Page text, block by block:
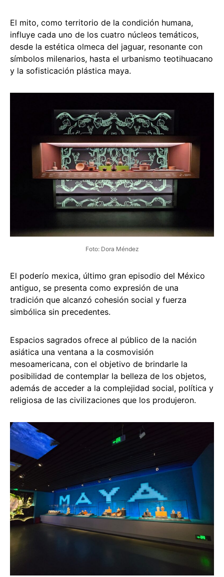
El mito, como territorio de la condición humana,
influye cada uno de los cuatro núcleos temáticos,
desde la estética olmeca del jaguar, resonante con
símbolos milenarios, hasta el urbanismo teotihuacano
y la sofisticación plástica maya.
Foto: Dora Méndez
El poderío mexica, último gran episodio del México
antiguo, se presenta como expresión de una
tradición que alcanzó cohesión social y fuerza
simbólica sin precedentes.
Espacios sagrados ofrece al público de la nación
asiática una ventana a la cosmovisión
mesoamericana, con el objetivo de brindarle la
posibilidad de contemplar la belleza de los objetos,
además de acceder a la complejidad social, política y
religiosa de las civilizaciones que los produjeron.